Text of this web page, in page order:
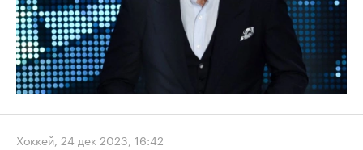
Хоккей, 24 дек 2023, 16:42